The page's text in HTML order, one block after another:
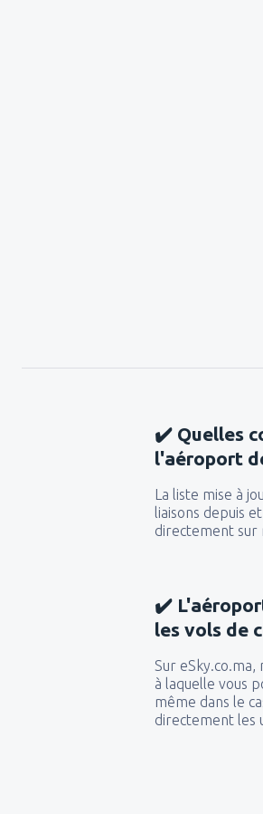
✔️ Quelles
l'aéroport
La liste mise à
liaisons depuis
directement sur
✔️
les vols de
Sur
à laquelle vous
même dans le
directement les